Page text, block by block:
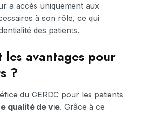
a accès uniquement aux
à son rôle, ce qui
des patients.
les avantages pour
?
du GERDC pour les patients
qualité de vie. Grâce à ce